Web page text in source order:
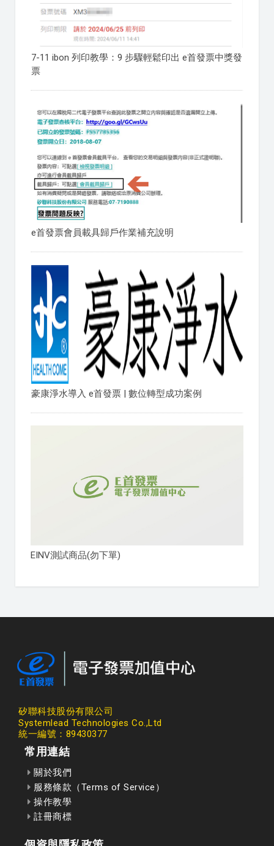
7-11 ibon 列印教學：9 步驟輕鬆印出 e首發票中獎發
票
e首發票會員載具歸戶作業補充說明
豪康淨水導入 e首發票 | 數位轉型成功案例
EINV測試商品(勿下單)
矽聯科技股份有限公司
Systemlead Technologies Co.,Ltd
統一編號：89430377
常用連結
關於我們
服務條款（Terms of Service）
操作教學
註冊商標